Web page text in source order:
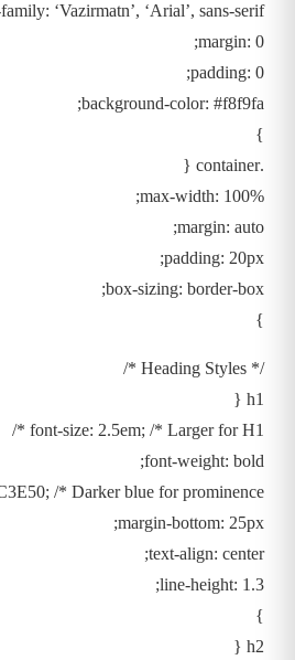
‘Vazirmatn’, ‘Arial’, sans-serif;
margin: 0;
padding: 0;
background-color: #f8f9fa;
}
.container {
max-width: 100%;
margin: auto;
padding: 20px;
box-sizing: border-box;
}
/* Heading Styles */
h1 {
font-size: 2.5em; /* Larger for H1 */
font-weight: bold;
/* Darker blue for prominence */
margin-bottom: 25px;
text-align: center;
line-height: 1.3;
}
h2 {